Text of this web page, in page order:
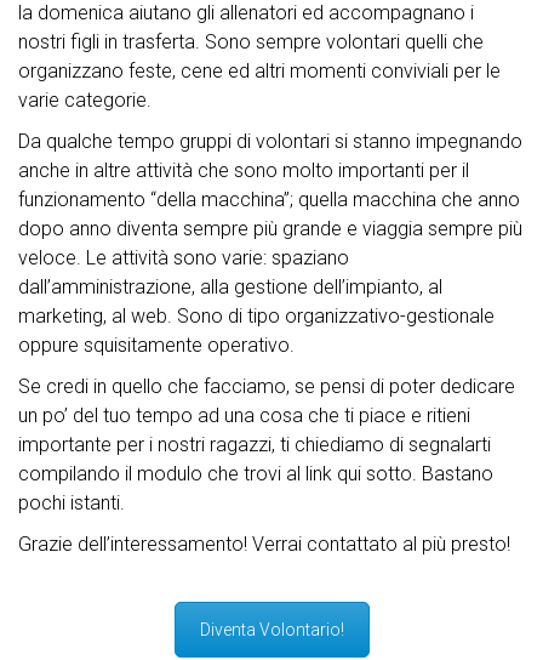
la domenica aiutano gli allenatori ed accompagnano i
nostri figli in trasferta. Sono sempre volontari quelli che
organizzano feste, cene ed altri momenti conviviali per le
varie categorie.
Da qualche tempo gruppi di volontari si stanno impegnando
anche in altre attività che sono molto importanti per il
funzionamento “della macchina”; quella macchina che anno
dopo anno diventa sempre più grande e viaggia sempre più
veloce. Le attività sono varie: spaziano
dall’amministrazione, alla gestione dell’impianto, al
marketing, al web. Sono di tipo organizzativo-gestionale
oppure squisitamente operativo.
Se credi in quello che facciamo, se pensi di poter dedicare
un po’ del tuo tempo ad una cosa che ti piace e ritieni
importante per i nostri ragazzi, ti chiediamo di segnalarti
compilando il modulo che trovi al link qui sotto. Bastano
pochi istanti.
Grazie dell’interessamento! Verrai contattato al più presto!
Diventa Volontario!